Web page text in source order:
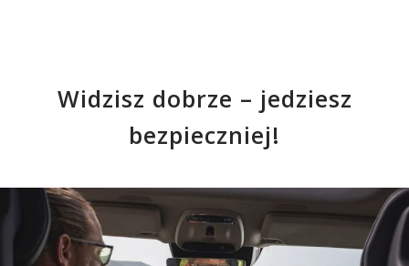
Widzisz dobrze – jedziesz
bezpieczniej!